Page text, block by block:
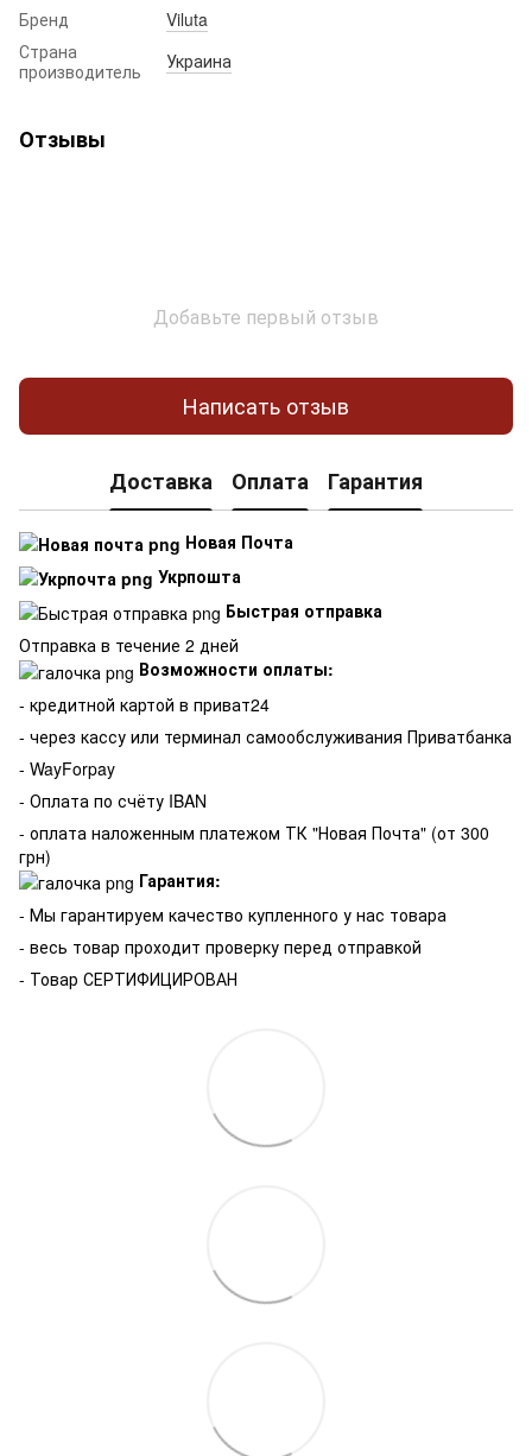
Бренд
Viluta
Страна
производитель
Украина
Отзывы
Добавьте первый отзыв
Написать отзыв
Доставка Оплата Гарантия
Новая Почта
Укрпошта
Быстрая отправка
Отправка в течение 2 дней
Возможности оплаты:
- кредитной картой в приват24
- через кассу или терминал самообслуживания Приватбанка
- WayForpay
- Оплата по счёту IBAN
- оплата наложенным платежом ТК "Новая Почта" (от 300
грн)
Гарантия:
- Мы гарантируем качество купленного у нас товара
- весь товар проходит проверку перед отправкой
- Товар СЕРТИФИЦИРОВАН